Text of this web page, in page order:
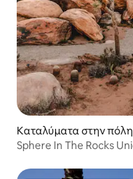
Καταλύματα στην
Sphere In The Rocks